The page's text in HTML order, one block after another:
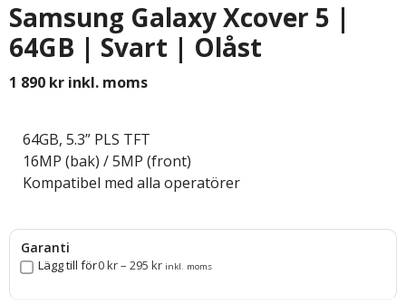
Samsung Galaxy Xcover 5 |
64GB | Svart | Olåst
1 890 kr inkl. moms
64GB, 5.3” PLS TFT
16MP (bak) / 5MP (front)
Kompatibel med alla operatörer
Garanti
Lägg till för0kr–295kr inkl. moms